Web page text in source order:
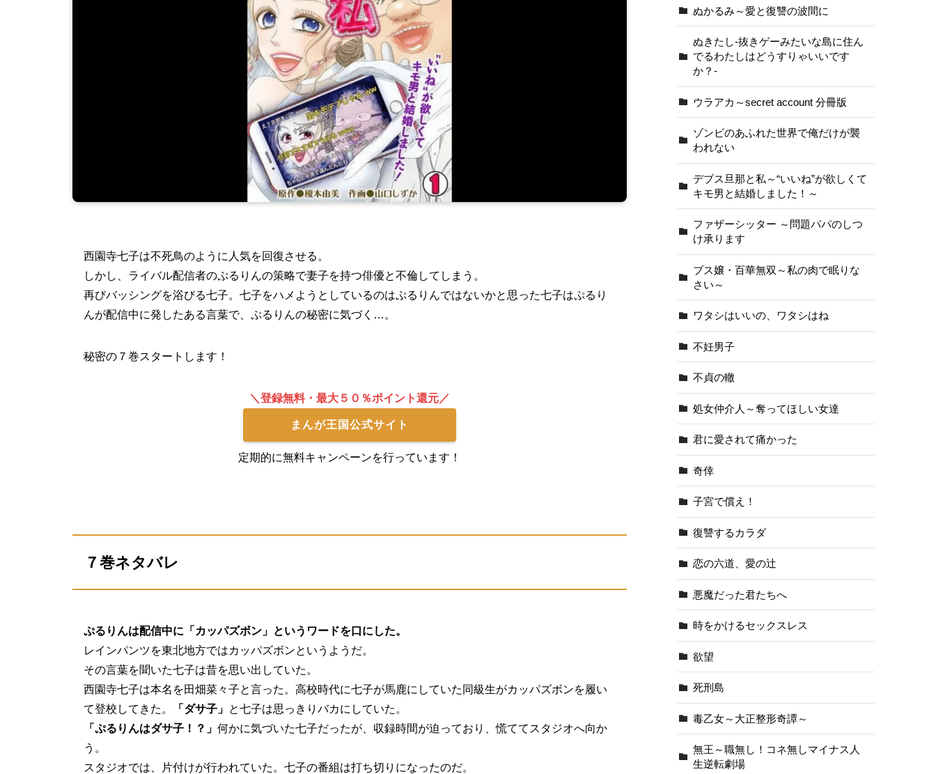
西園寺七子は不死鳥のように人気を回復させる。
しかし、ライバル配信者のぷるりんの策略で妻子を持つ俳優と不倫してしまう。
再びバッシングを浴びる七子。七子をハメようとしているのはぷるりんではないかと思った七子はぷるり
んが配信中に発したある言葉で、ぷるりんの秘密に気づく…。
秘密の７巻スタートします！
＼登録無料・最大５０％ポイント還元／
まんが王国公式サイト
定期的に無料キャンペーンを行っています！
７巻ネタバレ
ぷるりんは配信中に「カッパズボン」というワードを口にした。
レインパンツを東北地方ではカッパズボンというようだ。
その言葉を聞いた七子は昔を思い出していた。
西園寺七子は本名を田畑菜々子と言った。高校時代に七子が馬鹿にしていた同級生がカッパズボンを履い
て登校してきた。
「ダサ子」 と七子は思っきりバカにしていた。
「ぷるりんはダサ子！？」 何かに気づいた七子だったが、収録時間が迫っており、慌ててスタジオへ向か
う。
スタジオでは、片付けが行われていた。七子の番組は打ち切りになったのだ。
ぬかるみ～愛と復讐の波間に
ぬきたし-抜きゲーみたいな島に住ん
でるわたしはどうすりゃいいです
か？-
ウラアカ～secret account 分冊版
ゾンビのあふれた世界で俺だけが襲
われない
デブス旦那と私～“いいね”が欲しくて
キモ男と結婚しました！～
ファザーシッター ～問題パパのしつ
け承ります
ブス嬢・百華無双～私の肉で眠りな
さい～
ワタシはいいの、ワタシはね
不妊男子
不貞の轍
処女仲介人～奪ってほしい女達
君に愛されて痛かった
奇倖
子宮で償え！
復讐するカラダ
恋の六道、愛の辻
悪魔だった君たちへ
時をかけるセックスレス
欲望
死刑島
毒乙女～大正整形奇譚～
無王～職無し！コネ無しマイナス人
生逆転劇場